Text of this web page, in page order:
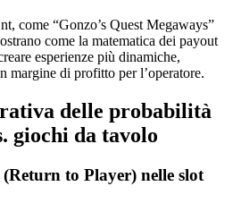
come “Gonzo’s Quest Megaways”
come la matematica dei payout
esperienze più dinamiche,
margine di profitto per l’operatore.
delle probabilità
giochi da tavolo
to Player) nelle slot